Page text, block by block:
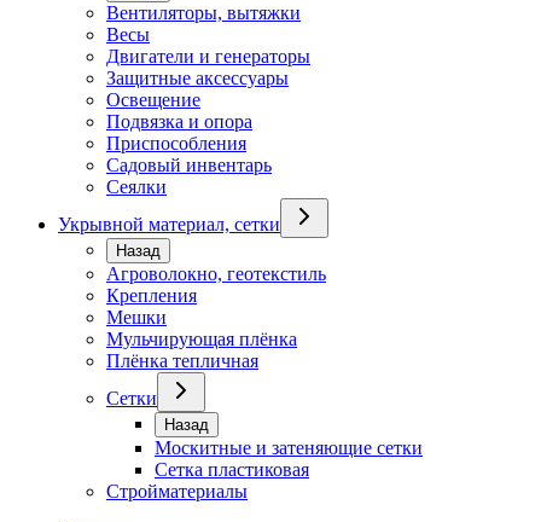
Вентиляторы, вытяжки
Весы
Двигатели и генераторы
Защитные аксессуары
Освещение
Подвязка и опора
Приспособления
Садовый инвентарь
Сеялки
Укрывной материал, сетки
Назад
Агроволокно, геотекстиль
Крепления
Мешки
Мульчирующая плёнка
Плёнка тепличная
Сетки
Назад
Москитные и затеняющие сетки
Сетка пластиковая
Стройматериалы